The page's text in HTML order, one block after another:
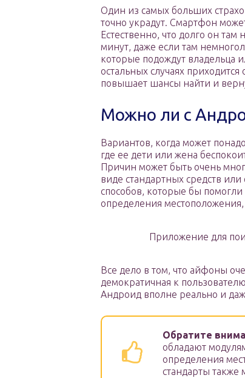
Один из самых больших
точно украдут. Смартфон
Естественно, что долго он
минут, даже если там
которые подождут владельца
остальных случаях
повышает шансы найти и
Можно ли с
Вариантов, когда может
где ее дети или жена
Причин может быть очень
виде стандартных средств
способов, которые бы
определения местоположения,
Приложение для
Все дело в том, что айфоны
демократичная к
Андроид вполне реально и
Обратите
обладают
определения
стандарты также